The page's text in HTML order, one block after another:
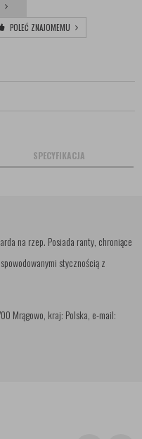
POLEĆ ZNAJOMEMU
SPECYFIKACJA
na rzep. Posiada ranty, chroniące
stycznością z
Mrągowo, kraj: Polska, e-mail: